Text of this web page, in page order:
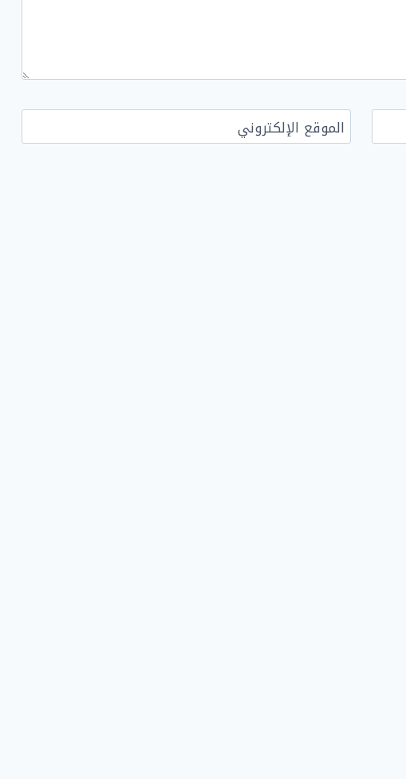
الموقع الإلكتروني